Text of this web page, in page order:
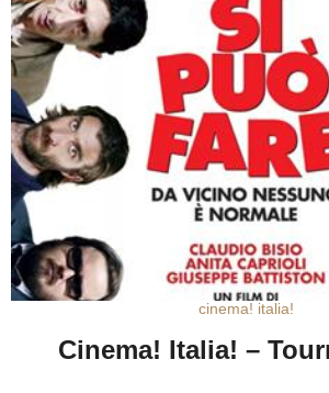
cinema! italia!
Cinema! Italia! –